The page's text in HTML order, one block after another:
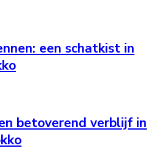
een schatkist in
betoverend verblijf in